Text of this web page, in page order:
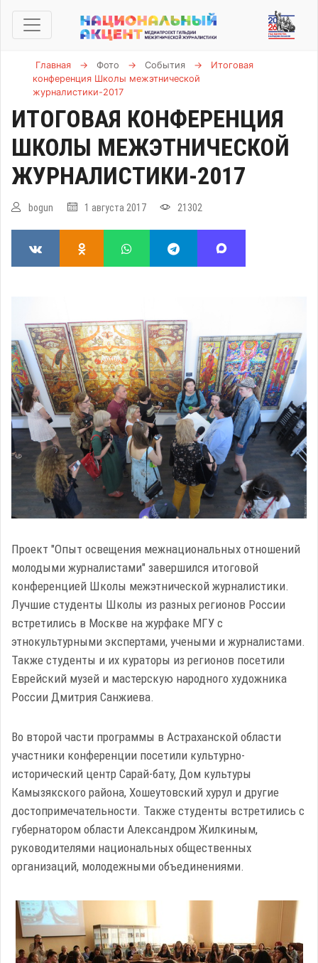
Главная → Фото → События →
Итоговая
конференция Школы межэтнической
журналистики-2017
ИТОГОВАЯ КОНФЕРЕНЦИЯ
ШКОЛЫ МЕЖЭТНИЧЕСКОЙ
ЖУРНАЛИСТИКИ-2017
bogun 1 августа 2017 21302
Проект "Опыт освещения межнациональных отношений
молодыми журналистами" завершился итоговой
конференцией Школы межэтнической журналистики.
Лучшие студенты Школы из разных регионов России
встретились в Москве на журфаке МГУ с
этнокультурными экспертами, учеными и журналистами.
Также студенты и их кураторы из регионов посетили
Еврейский музей и мастерскую народного художника
России Дмитрия Санжиева.
Во второй части программы в Астраханской области
участники конференции посетили культурно-
исторический центр Сарай-бату, Дом культуры
Камызякского района, Хошеутовский хурул и другие
достопримечательности. Также студенты встретились с
губернатором области Александром Жилкиным,
руководителями национальных общественных
организаций, молодежными объединениями.